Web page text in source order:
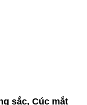
sắc, Cúc mắt